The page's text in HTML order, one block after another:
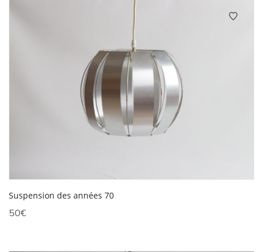
Suspension des années 70
50€